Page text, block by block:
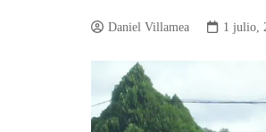
Daniel Villamea 1 julio,